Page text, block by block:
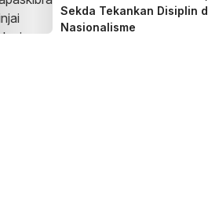
Sekda Tekankan Disiplin
Nasionalisme